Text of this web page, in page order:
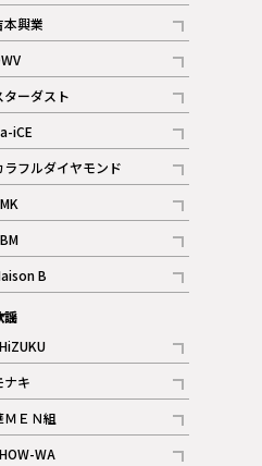
記事
本興業
記事
記事
ギャラリー
ターダスト
記事
iCE
記事
ラフルダイヤモンド
記事
記事
記事
ギャラリー
B
記事
謡
記事
ナキ
記事
ＭＥＮ組
記事
WA